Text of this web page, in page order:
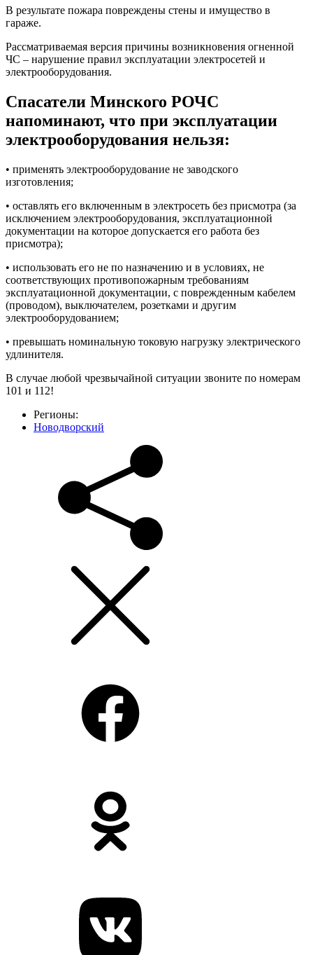
В результате пожара повреждены стены и имущество в
гараже.
Рассматриваемая версия причины возникновения огненной
ЧС – нарушение правил эксплуатации электросетей и
электрооборудования.
Спасатели Минского РОЧС
напоминают, что при эксплуатации
электрооборудования нельзя:
• применять электрооборудование не заводского
изготовления;
• оставлять его включенным в электросеть без присмотра (за
исключением электрооборудования, эксплуатационной
документации на которое допускается его работа без
присмотра);
• использовать его не по назначению и в условиях, не
соответствующих противопожарным требованиям
эксплуатационной документации, с поврежденным кабелем
(проводом), выключателем, розетками и другим
электрооборудованием;
• превышать номинальную токовую нагрузку электрического
удлинителя.
В случае любой чрезвычайной ситуации звоните по номерам
101 и 112!
Регионы:
Новодворский